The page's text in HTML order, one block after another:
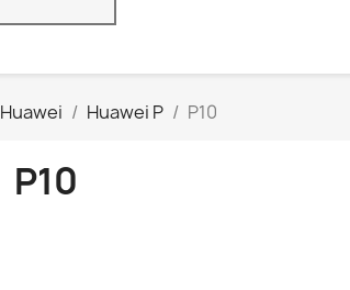
Huawei Huawei P P10
P10